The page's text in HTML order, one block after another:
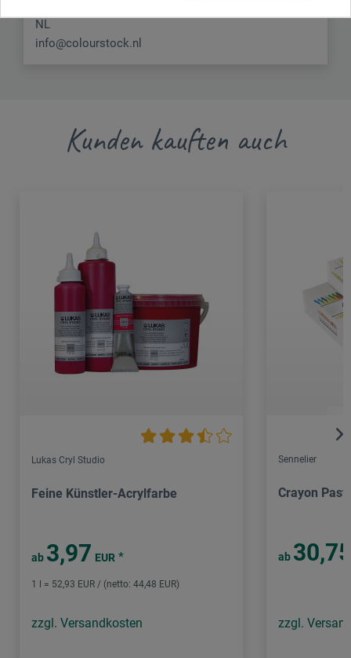
NL
info@colourstock.nl
Kunden kauften auch
Lukas Cryl Studio
Feine Künstler-Acrylfarbe
ab 3,97 EUR *
1 l = 52,93 EUR / (netto: 44,48 EUR)
zzgl. Versandkosten
Sennelier
Crayon
ab 30,75
zzgl.